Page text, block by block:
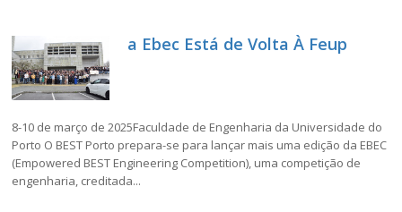
a Ebec Está de Volta À Feup
8-10 de março de 2025Faculdade de Engenharia da Universidade do
Porto O BEST Porto prepara-se para lançar mais uma edição da EBEC
(Empowered BEST Engineering Competition), uma competição de
engenharia, creditada...